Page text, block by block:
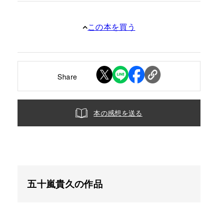
この本を買う
Share
本の感想を送る
五十嵐貴久の作品